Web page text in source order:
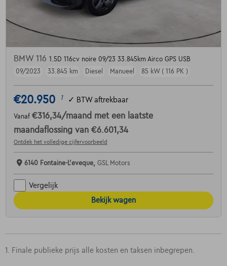
BMW 116 1.5D 116cv noire 09/23 33.845km Airco GPS USB
09/2023
33.845 km Diesel Manueel 85 kW ( 116 PK )
€20.950 1 ✓ BTW aftrekbaar
Vanaf €316,34/maand met een laatste
maandaflossing van €6.601,34
Ontdek het volledige cijfervoorbeeld
6140 Fontaine-L'eveque, GSL Motors
Vergelijk
Bekijk wagen
1. Finale publieke prijs alle kosten en taksen inbegrepen.